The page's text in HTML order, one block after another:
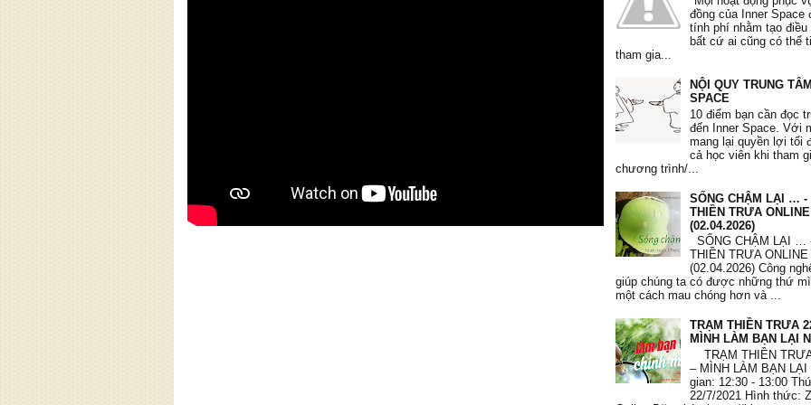
Phi Yến, 36 tuổi
"Tôi học được nhiều phương pháp
nâng cao lòng quí trọng bản
dụng phương pháp 10’ mỗi sáng
Tôi biết đối mặt với những thất
biếm và những thói quen xấu. Tôi
quí mình hơn, quan tâm và dành
Mạnh Hà, 26 tuổi
"Từ khi tham gia khoá học, em
sâu sắc hơn mình đang tự huỷ
thui chột đi những giá trị vốn có
Qua các bài tập, các tấm thẻ giá
thuật toán, trắc nghiệm, em hiểu
thân và thôi không lo lắng về
trước mắt nữa."
đồng của Inner Space
tính phí nhằm tạo điều
bất cứ ai cũng có thể
tham gia...
NỘI QUY TRUNG
SPACE
10 điểm bạn cần đọc
đến Inner Space. Với
mang lại quyền lợi tối
cả học viên khi tham
chương trình/...
SỐNG CHẬM LẠI … -
THIỀN TRƯA ONLINE
(02.04.2026)
SỐNG CHẬM LẠI …
THIỀN TRƯA ONLINE
(02.04.2026) Công
giúp chúng ta có được những thứ
một cách mau chóng hơn và ...
TRẠM THIỀN TRƯA
MÌNH LÀM BẠN LẠI
TRẠM THIỀN TRƯA
– MÌNH LÀM BẠN LẠI
gian: 12:30 - 13:00
22/7/2021 Hình thức: